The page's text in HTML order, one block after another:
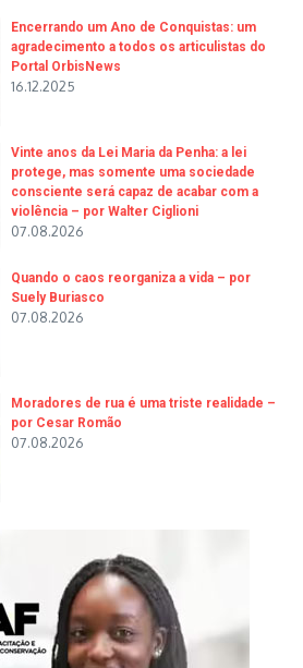
Encerrando um Ano de Conquistas: um
agradecimento a todos os articulistas do
Portal OrbisNews
16.12.2025
Vinte anos da Lei Maria da Penha: a lei
protege, mas somente uma sociedade
consciente será capaz de acabar com a
violência – por Walter Ciglioni
07.08.2026
Quando o caos reorganiza a vida – por
Suely Buriasco
07.08.2026
Moradores de rua é uma triste realidade –
por Cesar Romão
07.08.2026